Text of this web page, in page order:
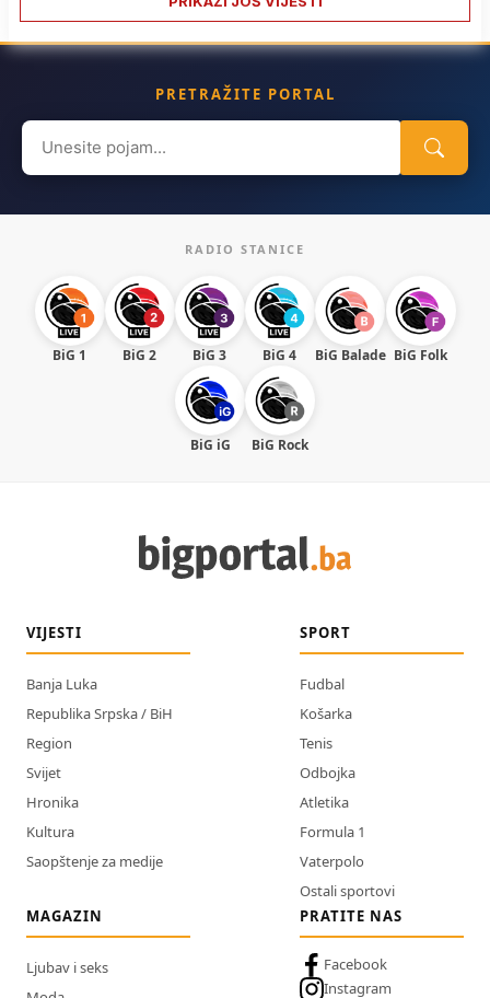
PRETRAŽITE PORTAL
Search
for:
RADIO STANICE
BiG 1 BiG 2 BiG 3 BiG 4 BiG Balade BiG Folk
BiG iG BiG Rock
VIJESTI
Banja Luka
Republika Srpska / BiH
Region
Svijet
Hronika
Kultura
Saopštenje za medije
SPORT
Fudbal
Košarka
Tenis
Odbojka
Atletika
Formula 1
Vaterpolo
Ostali sportovi
MAGAZIN
Ljubav i seks
PRATITE NAS
Facebook
Instagram